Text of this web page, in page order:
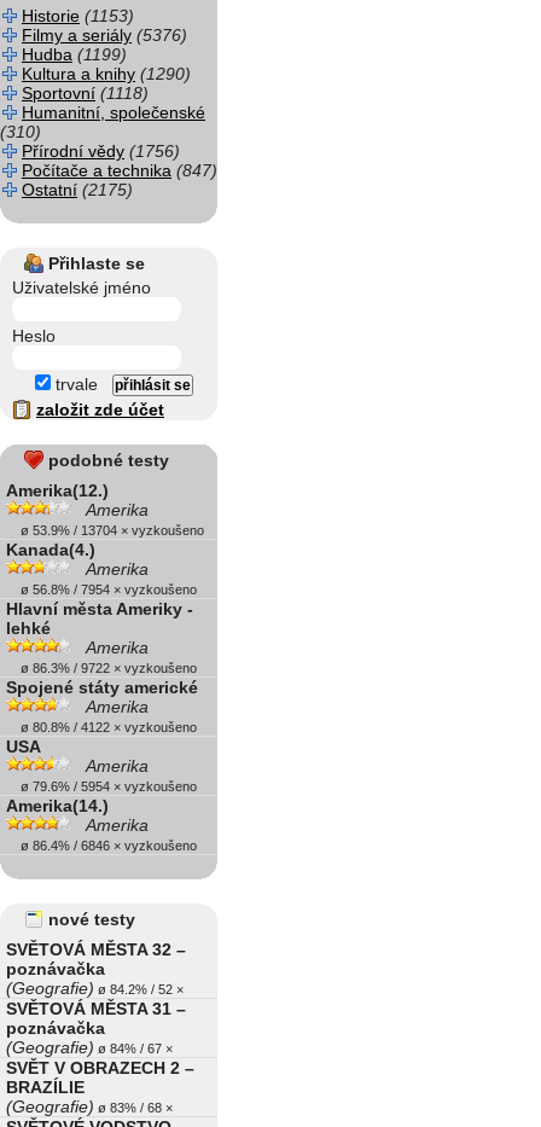
Historie (1153)
Filmy a seriály (5376)
Hudba (1199)
Kultura a knihy (1290)
Sportovní (1118)
Humanitní, společenské
(310)
Přírodní vědy (1756)
Počítače a technika (847)
Ostatní (2175)
Přihlaste se
Uživatelské jméno
Heslo
trvale
založit zde účet
podobné testy
Amerika(12.)
Amerika
ø 53.9% / 13704 × vyzkoušeno
Kanada(4.)
Amerika
ø 56.8% / 7954 × vyzkoušeno
Hlavní města Ameriky -
lehké
Amerika
ø 86.3% / 9722 × vyzkoušeno
Spojené státy americké
Amerika
ø 80.8% / 4122 × vyzkoušeno
USA
Amerika
ø 79.6% / 5954 × vyzkoušeno
Amerika(14.)
Amerika
ø 86.4% / 6846 × vyzkoušeno
nové testy
SVĚTOVÁ MĚSTA 32 –
poznávačka
(Geografie) ø 84.2% / 52 ×
SVĚTOVÁ MĚSTA 31 –
poznávačka
(Geografie) ø 84% / 67 ×
SVĚT V OBRAZECH 2 –
BRAZÍLIE
(Geografie) ø 83% / 68 ×